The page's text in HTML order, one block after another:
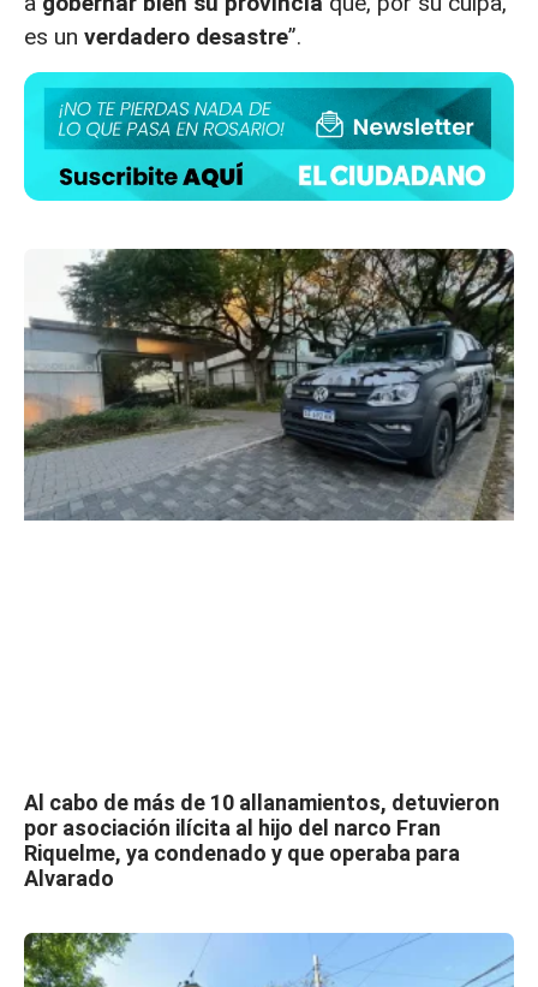
es un verdadero desastre”.
Al cabo de más de 10 allanamientos, detuvieron
por asociación ilícita al hijo del narco Fran
Riquelme, ya condenado y que operaba para
Alvarado